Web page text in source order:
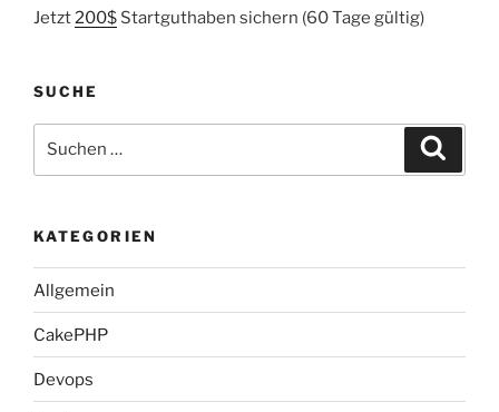
Jetzt200$ Startguthaben sichern (60 Tage gültig)
SUCHE
nach:
KATEGORIEN
Allgemein
CakePHP
Devops